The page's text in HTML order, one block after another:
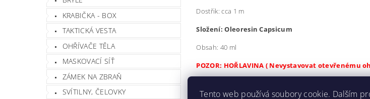
KRABIČKA - BOX
TAKTICKÁ VESTA
OHŘÍVAČE TĚLA
MASKOVACÍ SÍŤ
ZÁMEK NA ZBRAŇ
SVÍTILNY, ČELOVKY
Dostřik: cca 1 m
Složení: Oleoresin Capsicum
Obsah: 40 ml
POZOR: HOŘLAVINA ( Nevystavovat otevřenému
Tento web používá soubory cookie. Dalším